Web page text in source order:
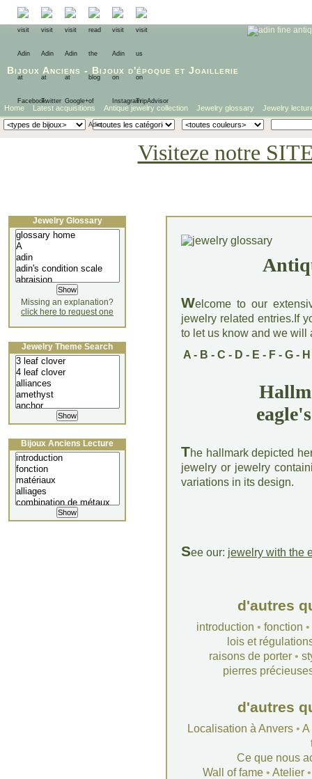
Bijoux Anciens - Bijoux d'époque et Joaillerie
Home Latest acquisitions Antique jewelry collection Jewelry glossary Jewelry
Visiteze notre
Welcome to our
jewelry related entries.If
to let us know and we will
A- B - C - D - E - F- G- H
The hallmark depicted
jewelry or jewelry
variations in its design.
See our: jewelry with the
d'autres
introduction • fonction •
lois et
raisons de porter•
pierres
d'autres
Localisation à Anvers• A
Ce que nous
Wall of fame• Atelier
Jewelry Glossary
Missing an explanation?
click here to request one
Jewelry Theme Search
Bijoux Anciens Lecture